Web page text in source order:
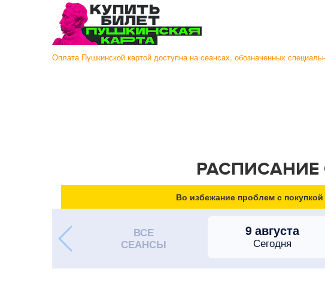
Оплата Пушкинской картой доступна на сеансах, обозначенных
РАСПИСАНИЕ
Во избежание проблем с
ВСЕ
СЕАНСЫ
9 августа
Сегодня